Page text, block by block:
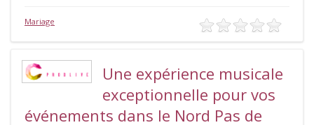
Mariage
Une expérience musicale
exceptionnelle pour vos
événements dans le Nord Pas de